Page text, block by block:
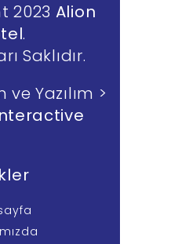
2023 Alion
.
Saklıdır.
Yazılım >